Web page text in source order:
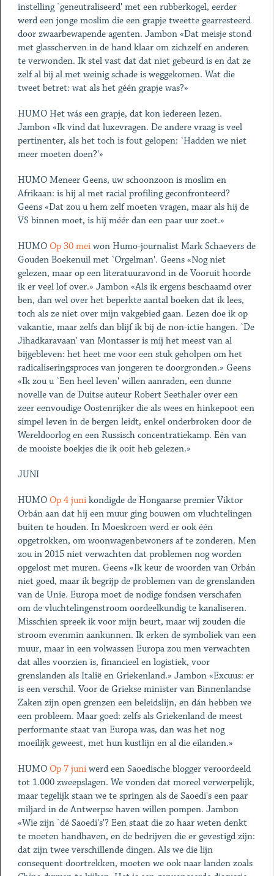
instelling `geneutraliseerd' met een rubberkogel, eerder
werd een jonge moslim die een grapje tweette gearresteerd
door zwaarbewapende agenten. Jambon «Dat meisje stond
met glasscherven in de hand klaar om zichzelf en anderen
te verwonden. Ik stel vast dat dat niet gebeurd is en dat ze
zelf al bij al met weinig schade is weggekomen. Wat die
tweet betret: wat als het géén grapje was?»
HUMO Het wás een grapje, dat kon iedereen lezen.
Jambon «Ik vind dat luxevragen. De andere vraag is veel
pertinenter, als het toch is fout gelopen: `Hadden we niet
meer moeten doen?'»
HUMO Meneer Geens, uw schoonzoon is moslim en
Afrikaan: is hij al met racial profiling geconfronteerd?
Geens «Dat zou u hem zelf moeten vragen, maar als hij de
VS binnen moet, is hij méér dan een paar uur zoet.»
HUMO Op 30 meiwon Humo-journalist Mark Schaevers de
Gouden Boekenuil met `Orgelman'. Geens «Nog niet
gelezen, maar op een literatuuravond in de Vooruit hoorde
ik er veel lof over.» Jambon «Als ik ergens beschaamd over
ben, dan wel over het beperkte aantal boeken dat ik lees,
toch als ze niet over mijn vakgebied gaan. Lezen doe ik op
vakantie, maar zelfs dan blijf ik bij de non-ictie hangen. `De
Jihadkaravaan' van Montasser is mij het meest van al
bijgebleven: het heet me voor een stuk geholpen om het
radicaliseringsproces van jongeren te doorgronden.» Geens
«Ik zou u `Een heel leven' willen aanraden, een dunne
novelle van de Duitse auteur Robert Seethaler over een
zeer eenvoudige Oostenrijker die als wees en hinkepoot een
simpel leven in de bergen leidt, enkel onderbroken door de
Wereldoorlog en een Russisch concentratiekamp. Eén van
de mooiste boekjes die ik ooit heb gelezen.»
JUNI
HUMO Op 4 junikondigde de Hongaarse premier Viktor
Orbán aan dat hij een muur ging bouwen om vluchtelingen
buiten te houden. In Moeskroen werd er ook één
opgetrokken, om woonwagenbewoners af te zonderen. Men
zou in 2015 niet verwachten dat problemen nog worden
opgelost met muren. Geens «Ik keur de woorden van Orbán
niet goed, maar ik begrijp de problemen van de grenslanden
van de Unie. Europa moet de nodige fondsen verschafen
om de vluchtelingenstroom oordeelkundig te kanaliseren.
Misschien spreek ik voor mijn beurt, maar wij zouden die
stroom evenmin aankunnen. Ik erken de symboliek van een
muur, maar in een volwassen Europa zou men verwachten
dat alles voorzien is, financieel en logistiek, voor
grenslanden als Italië en Griekenland.» Jambon «Excuus: er
is een verschil. Voor de Griekse minister van Binnenlandse
Zaken zijn open grenzen een beleidslijn, en dán hebben we
een probleem. Maar goed: zelfs als Griekenland de meest
performante staat van Europa was, dan was het nog
moeilijk geweest, met hun kustlijn en al die eilanden.»
HUMO Op 7 juniwerd een Saoedische blogger veroordeeld
tot 1.000 zweepslagen. We vonden dat moreel verwerpelijk,
maar tegelijk staan we te springen als de Saoedi's een paar
miljard in de Antwerpse haven willen pompen. Jambon
«Wie zijn `dé Saoedi's'? Een staat die zo haar weten denkt
te moeten handhaven, en de bedrijven die er gevestigd zijn:
dat zijn twee verschillende dingen. Als we die lijn
consequent doortrekken, moeten we ook naar landen zoals